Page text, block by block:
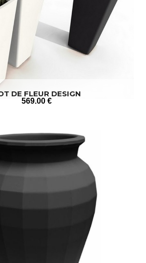
DE FLEUR DESIGN
569.00 €